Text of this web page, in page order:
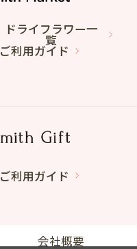
ドライフラワー一
覧
ご利用ガイド
ご利用ガイド
会社概要